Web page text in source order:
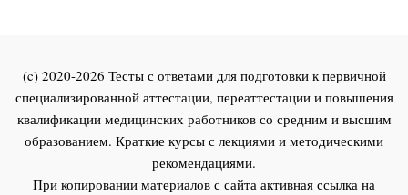
(c) 2020-2026 Тесты с ответами для подготовки к первичной
специализированной аттестации, переаттестации и повышения
квалификации медицинских работников со средним и высшим
образованием. Краткие курсы с лекциями и методическими
рекомендациями.
При копировании материалов с сайта активная ссылка на